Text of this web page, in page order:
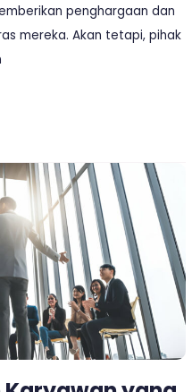
penghargaan dan
mereka. Akan tetapi, pihak